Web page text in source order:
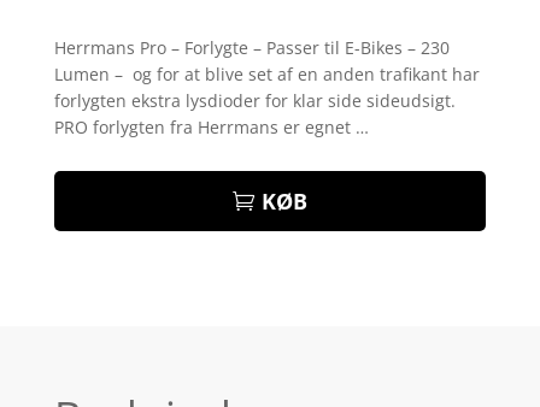
af 5
baseret på
kundebedøm
melser
Herrmans Pro – Forlygte – Passer til E-Bikes – 230
Lumen – og for at blive set af en anden trafikant har
forlygten ekstra lysdioder for klar side sideudsigt.
PRO forlygten fra Herrmans er egnet …
KØB